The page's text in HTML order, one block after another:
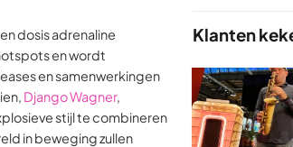
dosis adrenaline
en wordt
en samenwerkingen
Django Wagner,
stijl te combineren
in beweging zullen
Klanten